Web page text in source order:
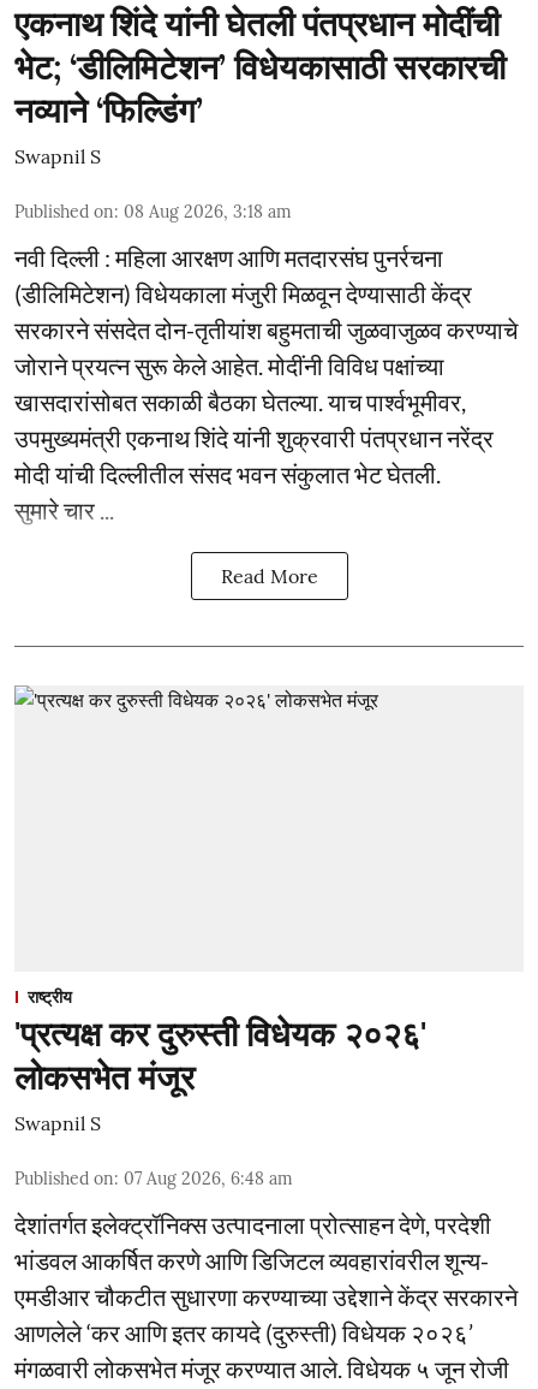
एकनाथ शिंदे यांनी घेतली पंतप्रधान मोदींची
भेट; ‘डीलिमिटेशन’ विधेयकासाठी सरकारची
नव्याने ‘फिल्डिंग’
Swapnil S
Published on: 08 Aug 2026, 3:18 am
नवी दिल्ली : महिला आरक्षण आणि मतदारसंघ पुनर्रचना
(डीलिमिटेशन) विधेयकाला मंजुरी मिळवून देण्यासाठी केंद्र
सरकारने संसदेत दोन-तृतीयांश बहुमताची जुळवाजुळव करण्याचे
जोराने प्रयत्न सुरू केले आहेत. मोदींनी विविध पक्षांच्या
खासदारांसोबत सकाळी बैठका घेतल्या. याच पार्श्वभूमीवर,
उपमुख्यमंत्री एकनाथ शिंदे यांनी शुक्रवारी पंतप्रधान नरेंद्र
मोदी यांची दिल्लीतील संसद भवन संकुलात भेट घेतली.
सुमारे चार ...
Read More
राष्ट्रीय
'प्रत्यक्ष कर दुरुस्ती विधेयक २०२६'
लोकसभेत मंजूर
Swapnil S
Published on: 07 Aug 2026, 6:48 am
देशांतर्गत इलेक्ट्रॉनिक्स उत्पादनाला प्रोत्साहन देणे, परदेशी
भांडवल आकर्षित करणे आणि डिजिटल व्यवहारांवरील शून्य-
एमडीआर चौकटीत सुधारणा करण्याच्या उद्देशाने केंद्र सरकारने
आणलेले ‘कर आणि इतर कायदे (दुरुस्ती) विधेयक २०२६’
मंगळवारी लोकसभेत मंजूर करण्यात आले. विधेयक ५ जून रोजी